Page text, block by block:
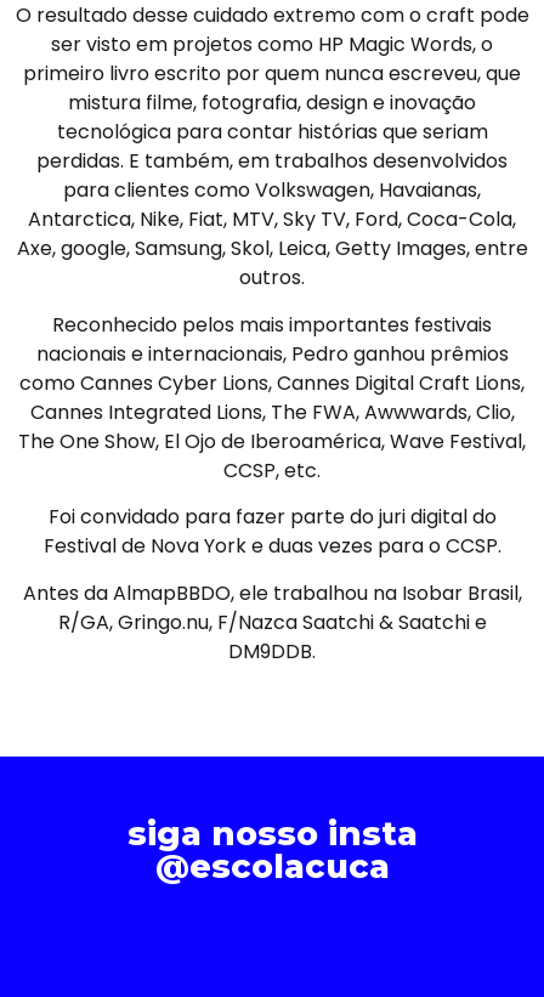
O resultado desse cuidado extremo com o craft pode
ser visto em projetos como HP Magic Words, o
primeiro livro escrito por quem nunca escreveu, que
mistura filme, fotografia, design e inovação
tecnológica para contar histórias que seriam
perdidas. E também, em trabalhos desenvolvidos
para clientes como Volkswagen, Havaianas,
Antarctica, Nike, Fiat, MTV, Sky TV, Ford, Coca-Cola,
Axe, google, Samsung, Skol, Leica, Getty Images, entre
outros.
Reconhecido pelos mais importantes festivais
nacionais e internacionais, Pedro ganhou prêmios
como Cannes Cyber Lions, Cannes Digital Craft Lions,
Cannes Integrated Lions, The FWA, Awwwards, Clio,
The One Show, El Ojo de Iberoamérica, Wave Festival,
CCSP, etc.
Foi convidado para fazer parte do juri digital do
Festival de Nova York e duas vezes para o CCSP.
Antes da AlmapBBDO, ele trabalhou na Isobar Brasil,
R/GA, Gringo.nu, F/Nazca Saatchi & Saatchi e
DM9DDB.
siga nosso insta
@escolacuca